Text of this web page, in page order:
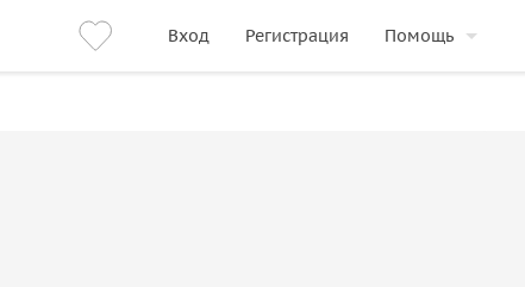
Вход Регистрация Помощь